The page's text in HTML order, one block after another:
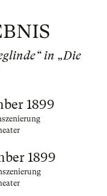
in „Die
1899
1899